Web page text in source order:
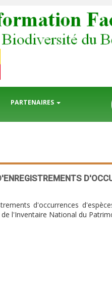
PARTENAIRES
d'occurrences
l'Inventaire National du